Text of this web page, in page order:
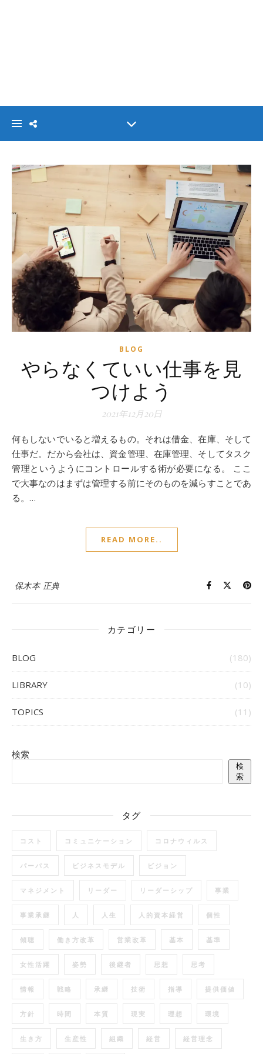
BLOG
やらなくていい仕事を見
つけよう
2021年12月20日
何もしないでいると増えるもの。それは借金、在庫、そして
仕事だ。だから会社は、資金管理、在庫管理、そしてタスク
管理というようにコントロールする術が必要になる。 ここ
で大事なのはまずは管理する前にそのものを減らすことであ
る。…
READ MORE..
保木本 正典
カテゴリー
BLOG (180)
LIBRARY (10)
TOPICS (11)
検索
検
索
タグ
コスト コミュニケーション コロナウィルス
パーパス ビジネスモデル ビジョン
マネジメント リーダー リーダーシップ 事業
事業承継 人 人生 人的資本経営 個性
傾聴 働き方改革 営業改革 基本 基準
女性活躍 姿勢 後継者 思想 思考
情報 戦略 承継 技術 指導 提供価値
方針 時間 本質 現実 理想 環境
生き方 生産性 組織 経営 経営理念